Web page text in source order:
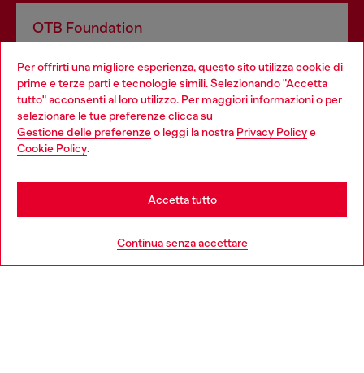
Per offrirti una migliore esperienza, questo sito utilizza cookie di
prime e terze parti e tecnologie simili. Selezionando "Accetta
tutto" acconsenti al loro utilizzo. Per maggiori informazioni o per
selezionare le tue preferenze clicca su
Gestione delle preferenzeo leggi la nostra Privacy Policye
Cookie Policy.
Continua senza accettare
Accetta tutto
OTB Foundation
profit del gruppo OTB che sostiene progetti concreti per
giovani, donne, inclusione ed emergenze in tutto il mondo.
Choose your location
You are currently browsing Italia website, but it seems you may
be based in United States